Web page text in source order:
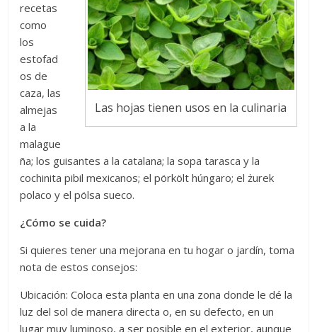
Las hojas tienen usos en la culinaria
recetas
como
los
estofad
os de
caza, las
almejas
a la
malague
ña; los guisantes a la catalana; la sopa tarasca y la
cochinita pibil mexicanos; el pörkölt húngaro; el żurek
polaco y el pölsa sueco.
¿Cómo se cuida?
Si quieres tener una mejorana en tu hogar o jardín, toma
nota de estos consejos:
Ubicación: Coloca esta planta en una zona donde le dé la
luz del sol de manera directa o, en su defecto, en un
lugar muy luminoso, a ser posible en el exterior, aunque